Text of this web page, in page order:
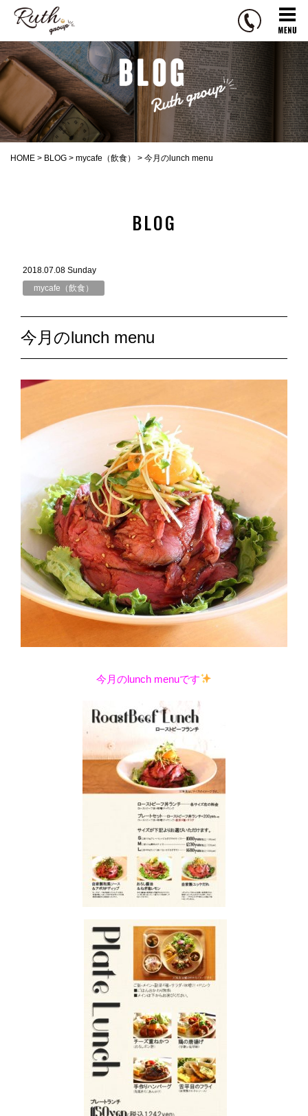
t
h
g
r
o
u
HOME > BLOG > mycafe（飲食） > 今月のlunch menu
BLOG
2018.07.08 Sunday
mycafe（飲食）
今月のlunch menu
今月のlunch menuです